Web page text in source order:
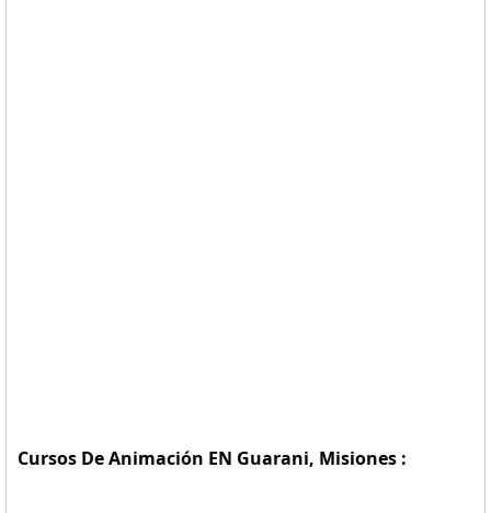
Cursos De Animación EN Guarani, Misiones :